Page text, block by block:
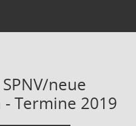
neue
Termine 2019